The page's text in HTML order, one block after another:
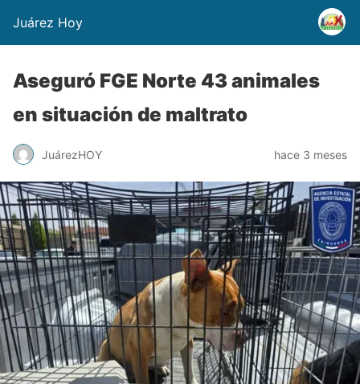
Juárez Hoy
Aseguró FGE Norte 43 animales
en situación de maltrato
JuárezHOY hace 3 meses